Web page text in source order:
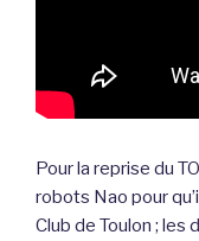
Pour la reprise du
robots Nao pour
Club de Toulon ;